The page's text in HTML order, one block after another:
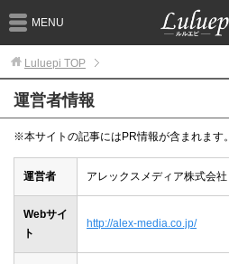
MENU
Luluepi TOP
運営者情報
※本サイトの記事にはPR情報が含まれます。
運営者 アレックスメディア株式会社
Webサイ
ト
http://alex-media.co.jp/